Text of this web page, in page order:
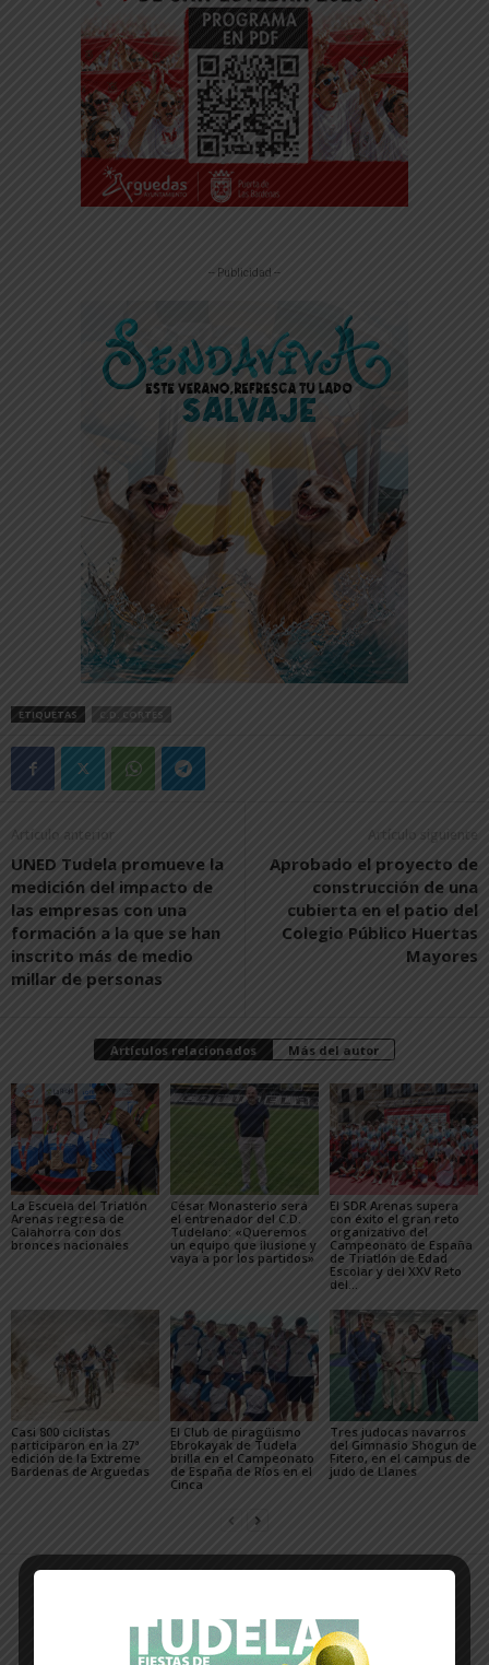
-- Publicidad --
ETIQUETAS C.D. CORTES
Artículo anterior
UNED Tudela promueve la
medición del impacto de
las empresas con una
formación a la que se han
inscrito más de medio
millar de personas
Artículo siguiente
Aprobado el proyecto de
construcción de una
cubierta en el patio del
Colegio Público Huertas
Mayores
Artículos relacionados Más del autor
La Escuela del Triatlón
Arenas regresa de
Calahorra con dos
bronces nacionales
César Monasterio será
el entrenador del C.D.
Tudelano: «Queremos
un equipo que ilusione y
vaya a por los partidos»
El SDR Arenas supera
con éxito el gran reto
organizativo del
Campeonato de España
de Triatlón de Edad
Escolar y del XXV Reto
del...
Casi 800 ciclistas
participaron en la 27ª
edición de la Extreme
Bardenas de Arguedas
El Club de piragüismo
Ebrokayak de Tudela
brilla en el Campeonato
de España de Ríos en el
Cinca
Tres judocas navarros
del Gimnasio Shogun de
Fitero, en el campus de
judo de Llanes